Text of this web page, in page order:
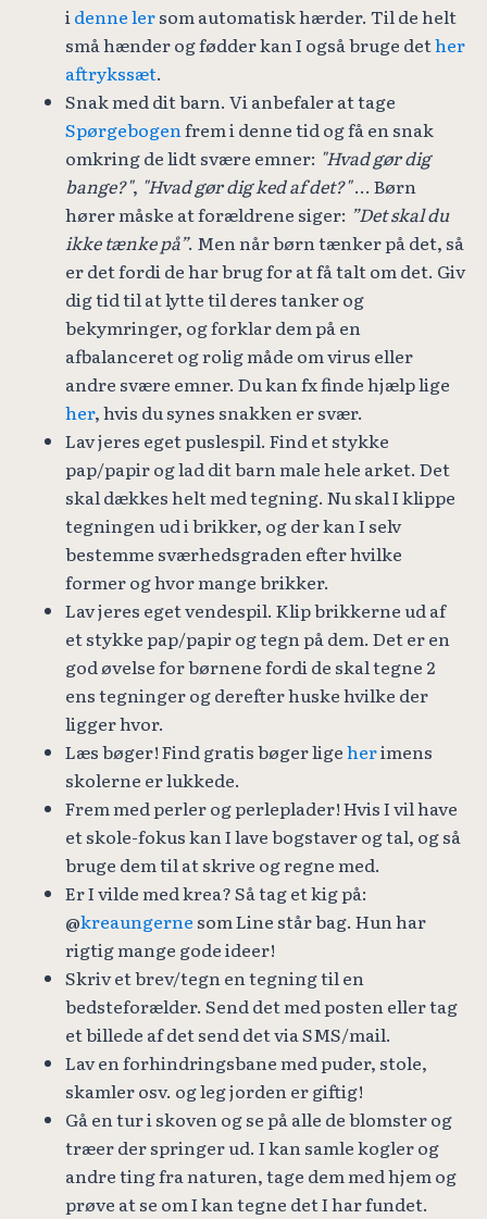
idenne lersom automatisk hærder. Til de helt
små hænder og fødder kan I også bruge dether
aftrykssæt.
Snak med dit barn. Vi anbefaler at tage
Spørgebogenfrem i denne tid og få en snak
omkring de lidt svære emner: "Hvad gør dig
bange?", "Hvad gør dig ked af det?"... Børn
hører måske at forældrene siger: ”Det skal du
ikke tænke på”. Men når børn tænker på det, så
er det fordi de har brug for at få talt om det. Giv
dig tid til at lytte til deres tanker og
bekymringer, og forklar dem på en
afbalanceret og rolig måde om virus eller
andre svære emner. Du kan fx finde hjælp lige
her, hvis du synes snakken er svær.
Lav jeres eget puslespil. Find et stykke
pap/papir og lad dit barn male hele arket. Det
skal dækkes helt med tegning. Nu skal I klippe
tegningen ud i brikker, og der kan I selv
bestemme sværhedsgraden efter hvilke
former og hvor mange brikker.
Lav jeres eget vendespil. Klip brikkerne ud af
et stykke pap/papir og tegn på dem. Det er en
god øvelse for børnene fordi de skal tegne 2
ens tegninger og derefter huske hvilke der
ligger hvor.
Læs bøger! Find gratis bøger ligeherimens
skolerne er lukkede.
Frem med perler og perleplader! Hvis I vil have
et skole-fokus kan I lave bogstaver og tal, og så
bruge dem til at skrive og regne med.
Er I vilde med krea? Så tag et kig på:
@kreaungerne som Line står bag. Hun har
rigtig mange gode ideer!
Skriv et brev/tegn en tegning til en
bedsteforælder. Send det med posten eller tag
et billede af det send det via SMS/mail.
Lav en forhindringsbane med puder, stole,
skamler osv. og leg jorden er giftig!
Gå en tur i skoven og se på alle de blomster og
træer der springer ud. I kan samle kogler og
andre ting fra naturen, tage dem med hjem og
prøve at se om I kan tegne det I har fundet.